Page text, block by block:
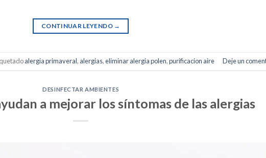
CONTINUAR LEYENDO →
alergia primaveral, alergias,eliminar alergia polen,purificacion aire Deje un
DESINFECTAR AMBIENTES
a mejorar los síntomas de las alergias